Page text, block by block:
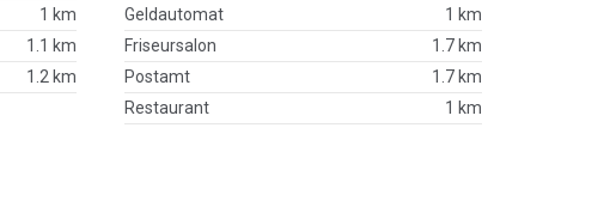
1 km
1.1 km
1.2 km
Geldautomat
1 km
Friseursalon
1.7 km
Postamt
1.7 km
Restaurant
1 km